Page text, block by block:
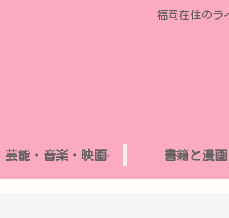
福岡在住のラ
芸能・音楽・映画 書籍と漫画